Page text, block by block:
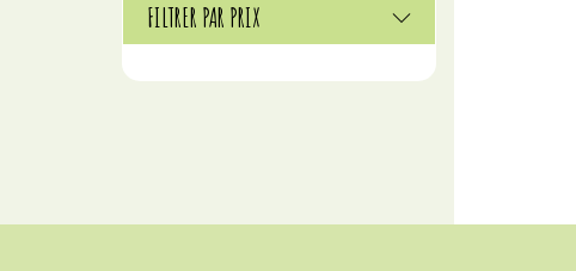
FILTRER PAR PRIX